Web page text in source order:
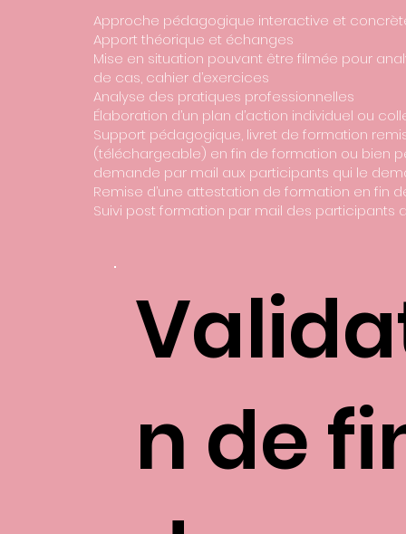
Approche pédagogique interactive et
Apport théorique et échanges
Mise en situation pouvant être filmée pour
de cas, cahier d’exercices
Analyse des pratiques professionnelles
Élaboration d’un plan d’action individuel ou
Support pédagogique, livret de formation
(téléchargeable) en fin de formation ou bien
demande par mail aux participants qui le
Remise d’une attestation de formation en fin
Suivi post formation par mail des participants
n de